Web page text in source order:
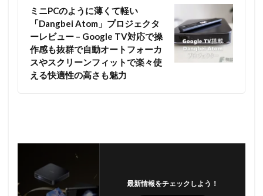
ミニPCのように薄くて軽い
「Dangbei Atom」プロジェクタ
ーレビュー – Google TV対応で操
作感も抜群で自動オートフォーカ
スやスクリーンフィットで楽々使
える快適性の高さも魅力
最新情報をチェックしよう！